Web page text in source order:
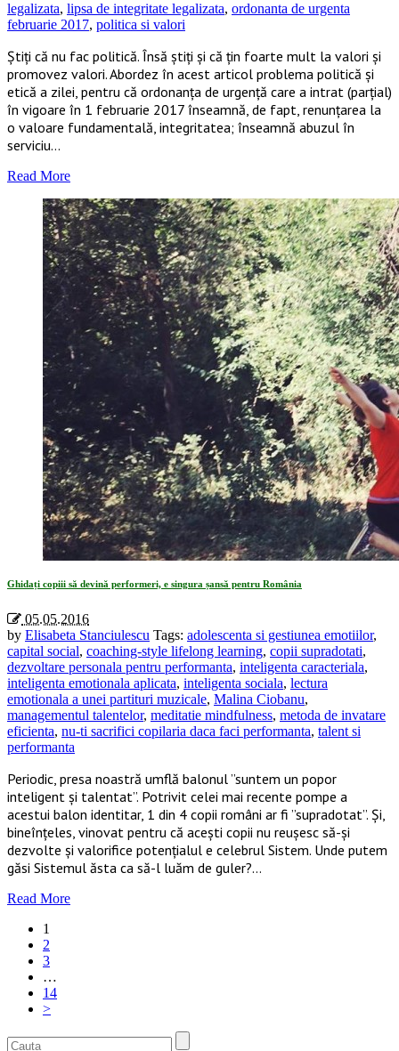
legalizata, lipsa de integritate legalizata, ordonanta de urgenta
februarie 2017, politica si valori
Știți că nu fac politică. Însă știți și că țin foarte mult la valori și
promovez valori. Abordez în acest articol problema politică și
etică a zilei, pentru că ordonanța de urgență care a intrat (parțial)
în vigoare în 1 februarie 2017 înseamnă, de fapt, renunțarea la
o valoare fundamentală, integritatea; înseamnă abuzul în
serviciu…
Read More
Ghidați copiii să devină performeri, e singura șansă pentru România
05.05.2016
by Elisabeta Stanciulescu Tags: adolescenta si gestiunea emotiilor,
capital social, coaching-style lifelong learning, copii supradotati,
dezvoltare personala pentru performanta, inteligenta caracteriala,
inteligenta emotionala aplicata, inteligenta sociala, lectura
emotionala a unei partituri muzicale, Malina Ciobanu,
managementul talentelor, meditatie mindfulness, metoda de invatare
eficienta, nu-ti sacrifici copilaria daca faci performanta, talent si
performanta
Periodic, presa noastră umflă balonul ”suntem un popor
inteligent și talentat”. Potrivit celei mai recente pompe a
acestui balon identitar, 1 din 4 copii români ar fi ”supradotat”. Și,
bineînțeles, vinovat pentru că acești copii nu reușesc să-și
dezvolte și valorifice potențialul e celebrul Sistem. Unde putem
găsi Sistemul ăsta ca să-l luăm de guler?…
Read More
1
2
3
…
14
>